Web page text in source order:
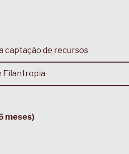
captação de recursos
Filantropia
meses)